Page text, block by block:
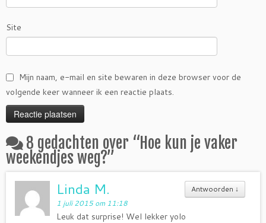
Site
Mijn naam, e-mail en site bewaren in deze browser voor de
volgende keer wanneer ik een reactie plaats.
8 gedachten over “Hoe kun je vaker
weekendjes weg?”
Antwoorden ↓
Linda M.
1 juli 2015 om 11:18
Leuk dat surprise! Wel lekker yolo